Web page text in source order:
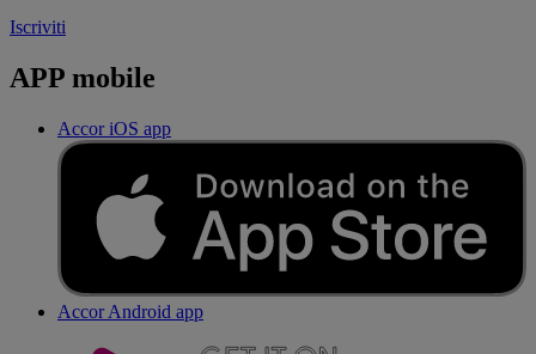
Iscriviti
APP mobile
Accor iOS app
Accor Android app